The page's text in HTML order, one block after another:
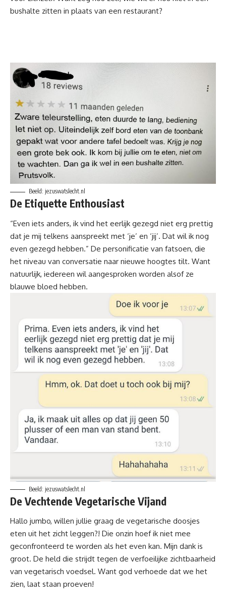
bushalte zitten in plaats van een restaurant?
Beeld: jezuswatslecht.nl
De Etiquette Enthousiast
“Even iets anders, ik vind het eerlijk gezegd niet erg prettig
dat je mij telkens aanspreekt met ‘je’ en ‘jij’. Dat wil ik nog
even gezegd hebben.” De personificatie van fatsoen, die
het niveau van conversatie naar nieuwe hoogtes tilt. Want
natuurlijk, iedereen wil aangesproken worden alsof ze
blauwe bloed hebben.
Beeld: jezuswatslecht.nl
De Vechtende Vegetarische Vijand
Hallo jumbo, willen jullie graag de vegetarische doosjes
eten uit het zicht leggen?! Die onzin hoef ik niet mee
geconfronteerd te worden als het even kan. Mijn dank is
groot. De held die strijdt tegen de verfoeilijke zichtbaarheid
van vegetarisch voedsel. Want god verhoede dat we het
zien, laat staan proeven!